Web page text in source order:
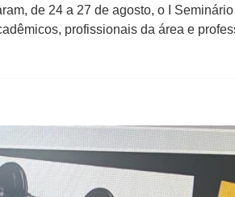
de 24 a 27 de agosto, o I
profissionais da área e